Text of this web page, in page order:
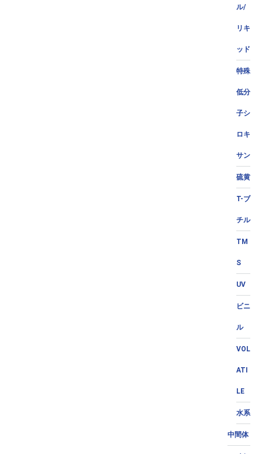
ル/
リキ
ッド
特殊
低分
子シ
ロキ
サン
硫黄
T-ブ
チル
TM
S
UV
ビニ
ル
VOL
ATI
LE
水系
中間体